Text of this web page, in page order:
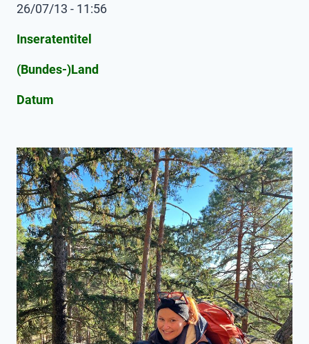
26/07/13 - 11:56
Inseratentitel
(Bundes-)Land
Datum